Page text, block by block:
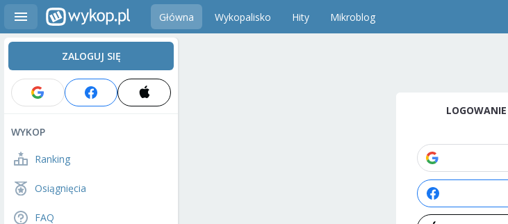
Główna Wykopalisko Hity Mikroblog
ZALOGUJ SIĘ
WYKOP
Ranking
Osiągnięcia
FAQ
LOGOWANIE